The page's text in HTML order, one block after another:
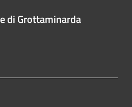
di Grottaminarda